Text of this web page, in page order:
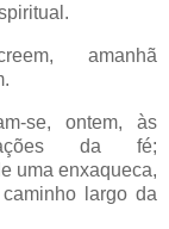
amanhã
se, ontem, às
da fé;
uma enxaqueca,
largo da